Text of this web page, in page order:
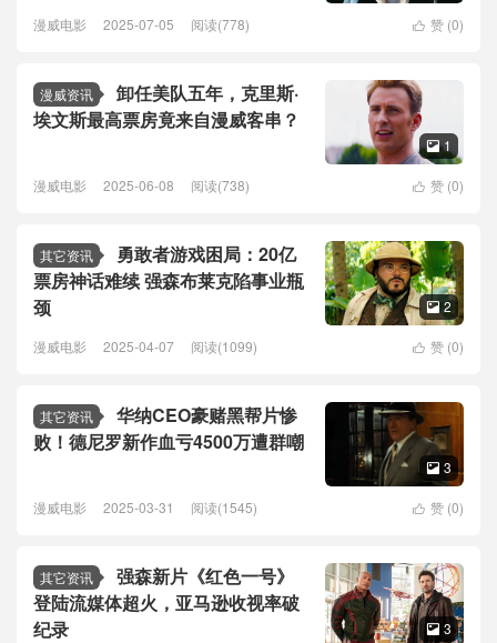
 赞 (0)
漫威电影 2025-07-05 阅读(778)
漫威资讯
卸任美队五年，克里斯·
埃文斯最高票房竟来自漫威客串？
 1
 赞 (0)
漫威电影 2025-06-08 阅读(738)
其它资讯
勇敢者游戏困局：20亿
票房神话难续 强森布莱克陷事业瓶
颈
 2
 赞 (0)
漫威电影 2025-04-07 阅读(1099)
其它资讯
华纳CEO豪赌黑帮片惨
败！德尼罗新作血亏4500万遭群嘲
 3
 赞 (0)
漫威电影 2025-03-31 阅读(1545)
其它资讯
强森新片《红色一号》
登陆流媒体超火，亚马逊收视率破
纪录
 3